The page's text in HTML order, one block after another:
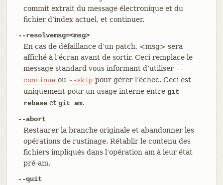
commit extrait du message électronique et du
fichier d’index actuel, et continuer.
--resolvemsg=<msg>
En cas de défaillance d’un patch, <msg> sera
affiché à l’écran avant de sortir. Ceci remplace le
message standard vous informant d’utiliser --
continue ou --skip pour gérer l’échec. Ceci est
uniquement pour un usage interne entre git
rebaseet git am.
--abort
Restaurer la branche originale et abandonner les
opérations de rustinage. Rétablir le contenu des
fichiers impliqués dans l’opération am à leur état
pré-am.
--quit